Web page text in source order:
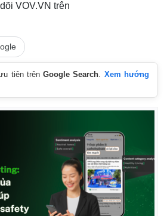
VOV.VN trên
tiên trênGoogle Search. Xem hướng